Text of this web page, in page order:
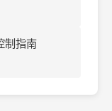
制指南